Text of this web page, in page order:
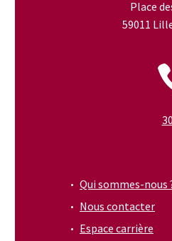
Place
59011
Qui sommes-nous
Nous contacter
Espace carrière